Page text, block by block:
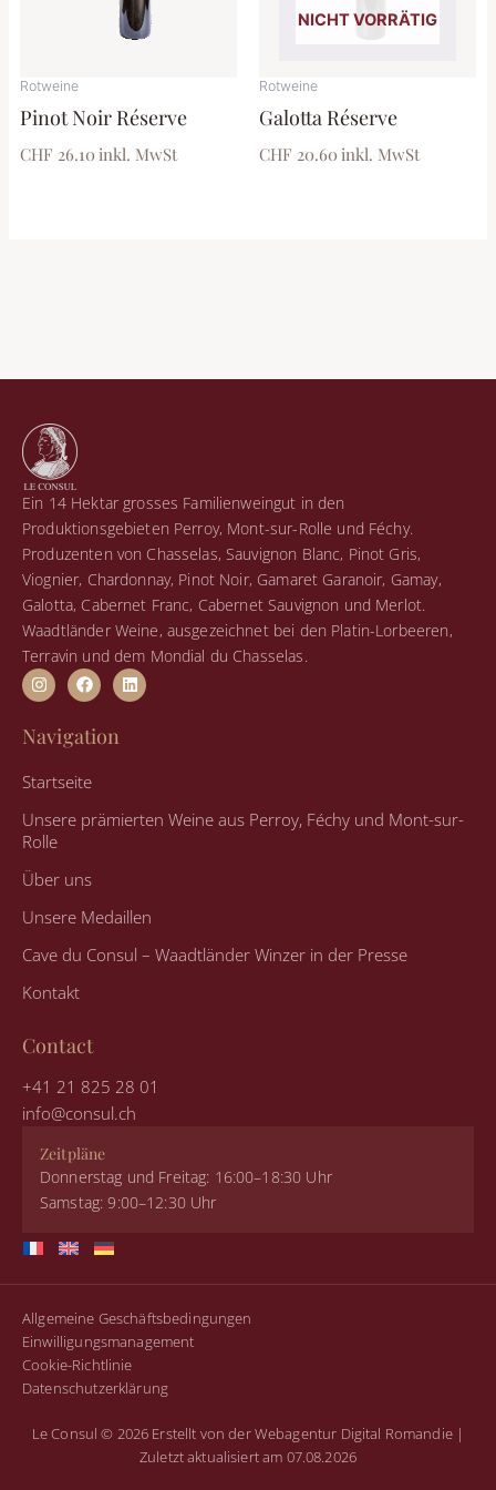
Rotweine
Pinot Noir Réserve
CHF 26.10 inkl. MwSt
NICHT VORRÄTIG
Rotweine
Galotta Réserve
CHF 20.60 inkl. MwSt
Ein 14 Hektar grosses Familienweingut in den
Produktionsgebieten Perroy, Mont-sur-Rolle und Féchy.
Produzenten von Chasselas, Sauvignon Blanc, Pinot Gris,
Viognier, Chardonnay, Pinot Noir, Gamaret Garanoir, Gamay,
Galotta, Cabernet Franc, Cabernet Sauvignon und Merlot.
Waadtländer Weine, ausgezeichnet bei den Platin-Lorbeeren,
Terravin und dem Mondial du Chasselas.
I
n
s
a
r
a
F
a
c
e
b
o
k
L
i
n
Navigation
Startseite
Unsere prämierten Weine aus Perroy, Féchy und Mont-sur-
Rolle
Über uns
Unsere Medaillen
Cave du Consul – Waadtländer Winzer in der Presse
Kontakt
Contact
+41 21 825 28 01
info@consul.ch
Zeitpläne
Donnerstag und Freitag: 16:00–18:30 Uhr
Samstag: 9:00–12:30 Uhr
Le Consul © 2026 Erstellt von der Webagentur Digital Romandie|
Zuletzt aktualisiert am 07.08.2026
Allgemeine Geschäftsbedingungen
Einwilligungsmanagement
Cookie-Richtlinie
Datenschutzerklärung